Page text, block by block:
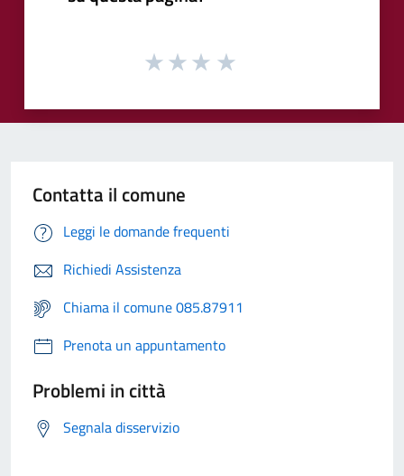
Contatta il comune
Leggi le domande frequenti
Richiedi Assistenza
Chiama il comune 085.87911
Prenota un appuntamento
Problemi in città
Segnala disservizio